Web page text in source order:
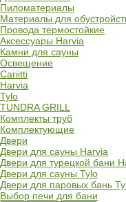
Пиломатериалы
Материалы для
Провода термостойкие
Аксессуары Harvia
Камни для сауны
Освещение
Cariitti
Harvia
Tylo
TUNDRA GRILL
Комплекты труб
Комплектующие
Двери
Двери для сауны Harvia
Двери для турецкой бани
Двери для сауны Tylo
Двери для паровых бань
Выбор печи для бани